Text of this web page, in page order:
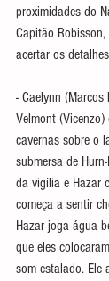
proximidades do
Capitão
acertar os
- Caelynn (Marcos
Velmont
cavernas sobre o
submersa de
da vigília e Hazar
começa a sentir
Hazar joga água
que eles
som estalado. Ele